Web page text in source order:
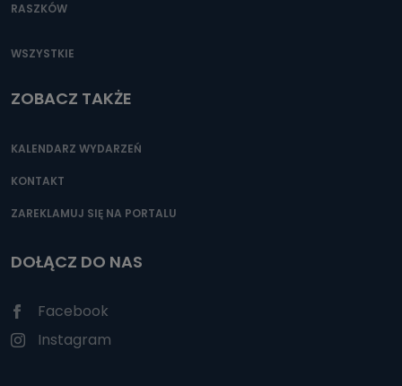
RASZKÓW
WSZYSTKIE
ZOBACZ TAKŻE
KALENDARZ WYDARZEŃ
KONTAKT
ZAREKLAMUJ SIĘ NA PORTALU
DOŁĄCZ DO NAS
Facebook
Instagram